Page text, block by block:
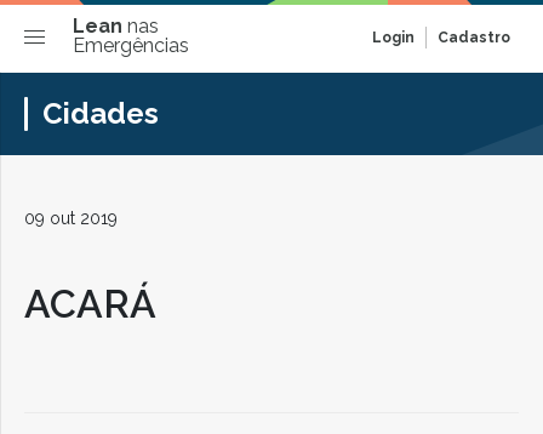
Lean nas
Emergências
Login Cadastro
Cidades
09 out 2019
ACARÁ